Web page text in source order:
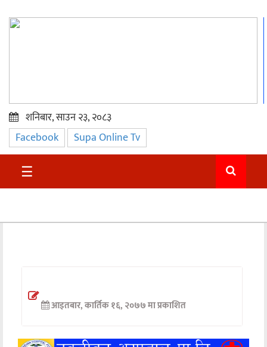
प्रमुख
समाचार
सुदुर
अन्तर्वार्ता
खेलकुद
शनिबार, साउन २३, २०८३
Facebook Supa Online Tv
☰
आइतबार, कार्तिक १६, २०७७ मा प्रकाशित